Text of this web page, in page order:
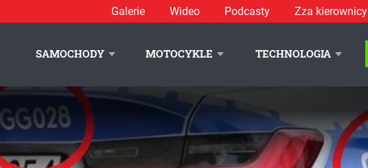
Galerie Wideo Podcasty Zza kierownicy
SAMOCHODY MOTOCYKLE TECHNOLOGIA